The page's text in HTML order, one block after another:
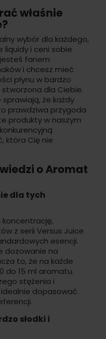
właśnie
wybór dla każdego,
liquidy i ceni sobie
fanem
i chcesz mieć
płynu w bardzo
dla Ciebie.
że każdy
prawdziwa przygoda
produkty w naszym
która Cię nie
o Aromat
dla tych
koncentrację,
z serii Versus Juice
esencji.
dozowanie na
to, że na każde
do 15 ml aromatu.
stężenia i
dopasować
słodki i